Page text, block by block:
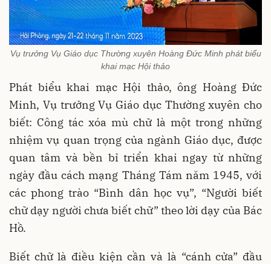
Vụ trưởng Vụ Giáo dục Thường xuyên Hoàng Đức Minh phát biểu
khai mạc Hội thảo
Phát biểu khai mạc Hội thảo, ông Hoàng Đức
Minh, Vụ trưởng Vụ Giáo dục Thường xuyên cho
biết: Công tác xóa mù chữ là một trong những
nhiệm vụ quan trọng của ngành Giáo dục, được
quan tâm và bền bỉ triển khai ngay từ những
ngày đầu cách mạng Tháng Tám năm 1945, với
các phong trào “Bình dân học vụ”, “Người biết
chữ dạy người chưa biết chữ” theo lời dạy của Bác
Hồ.
Biết chữ là điều kiện cần và là “cánh cửa” đầu